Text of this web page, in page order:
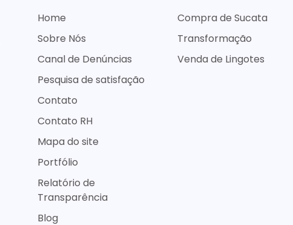
Home
Sobre Nós
Canal de Denúncias
Pesquisa de satisfação
Contato
Contato RH
Mapa do site
Portfólio
Relatório de
Transparência
Blog
Compra de Sucata
Transformação
Venda de Lingotes